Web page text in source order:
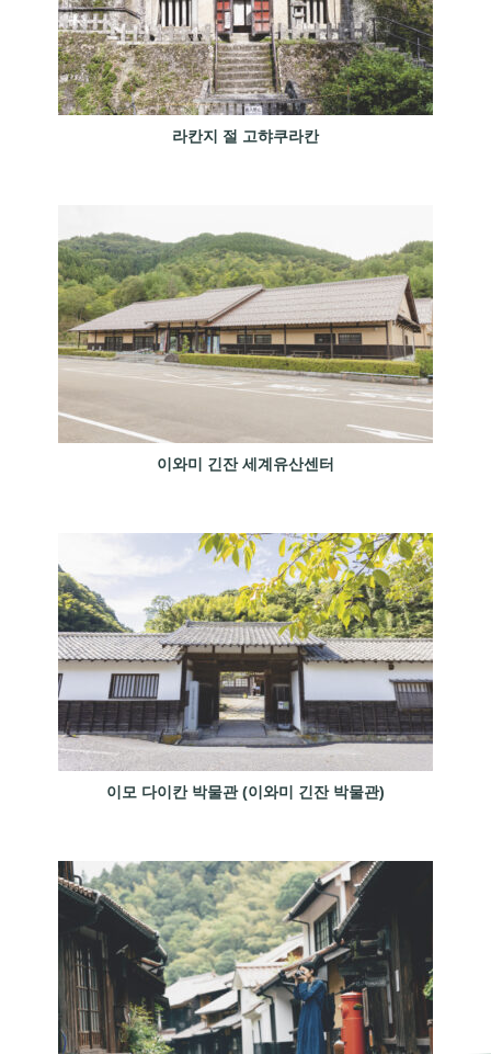
라칸지 절 고햐쿠라칸
이와미 긴잔 세계유산센터
이모 다이칸 박물관 (이와미 긴잔 박물관)